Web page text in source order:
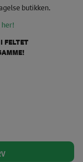
butikken.
FELTET